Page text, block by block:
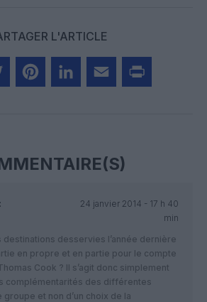
L'ARTICLE
24 janvier 2014 - 17 h 40
min
destinations desservies l’année dernière
en propre et en partie pour le compte
Cook ? Il s’agit donc simplement
complémentarités des différentes
groupe et non d’un choix de la